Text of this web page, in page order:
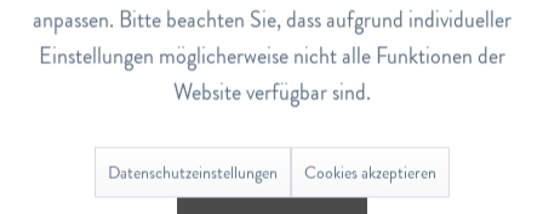
Bewertungen 0
Bewertungen lesen, schreiben und diskutieren...
Ähnliche Artikel
anpassen. Bitte beachten Sie, dass aufgrund individueller
Einstellungen möglicherweise nicht alle Funktionen der
Website verfügbar sind.
Datenschutzeinstellungen Cookies akzeptieren